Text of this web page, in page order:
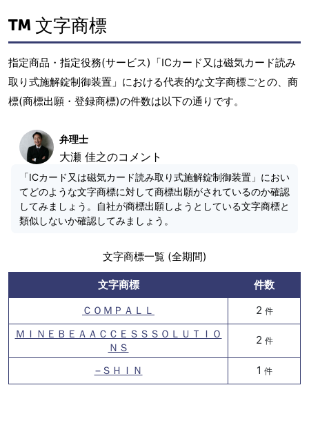
文字商標
指定商品・指定役務(サービス)「ICカード又は磁気カード読み
取り式施解錠制御装置」における代表的な文字商標ごとの、商
標(商標出願・登録商標)の件数は以下の通りです。
弁理士
大瀬 佳之のコメント
「ICカード又は磁気カード読み取り式施解錠制御装置」におい
てどのような文字商標に対して商標出願がされているのか確認
してみましょう。自社が商標出願しようとしている文字商標と
類似しないか確認してみましょう。
文字商標一覧 (全期間)
文字商標
件数
ＣＯＭＰＡＬＬ
2 件
ＭＩＮＥＢＥＡＡＣＣＥＳＳＳＯＬＵＴＩＯ
ＮＳ
2 件
−ＳＨＩＮ 1 件